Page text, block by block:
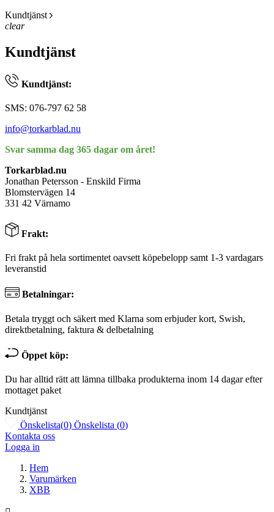
Kundtjänst
clear
Kundtjänst
Kundtjänst:
SMS: 076-797 62 58
info@torkarblad.nu
Svar samma dag 365 dagar om året!
Torkarblad.nu
Jonathan Petersson - Enskild Firma
Blomstervägen 14
331 42 Värnamo
Frakt:
Fri frakt på hela sortimentet oavsett köpebelopp samt 1-3 vardagars
leveranstid
Betalningar:
Betala tryggt och säkert med Klarna som erbjuder kort, Swish,
direktbetalning, faktura & delbetalning
Öppet köp:
Du har alltid rätt att lämna tillbaka produkterna inom 14 dagar efter
mottaget paket
Kundtjänst
Önskelista(0) Önskelista (0)
Kontakta oss
Logga in
Hem
Varumärken
XBB